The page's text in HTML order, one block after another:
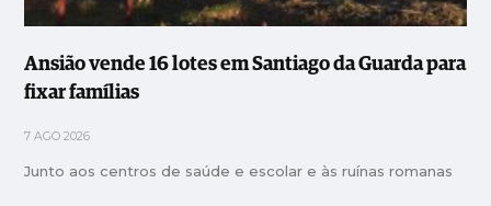
Ansião vende 16 lotes em Santiago da Guarda para
fixar famílias
7 AGO 2026
Junto aos centros de saúde e escolar e às ruínas romanas